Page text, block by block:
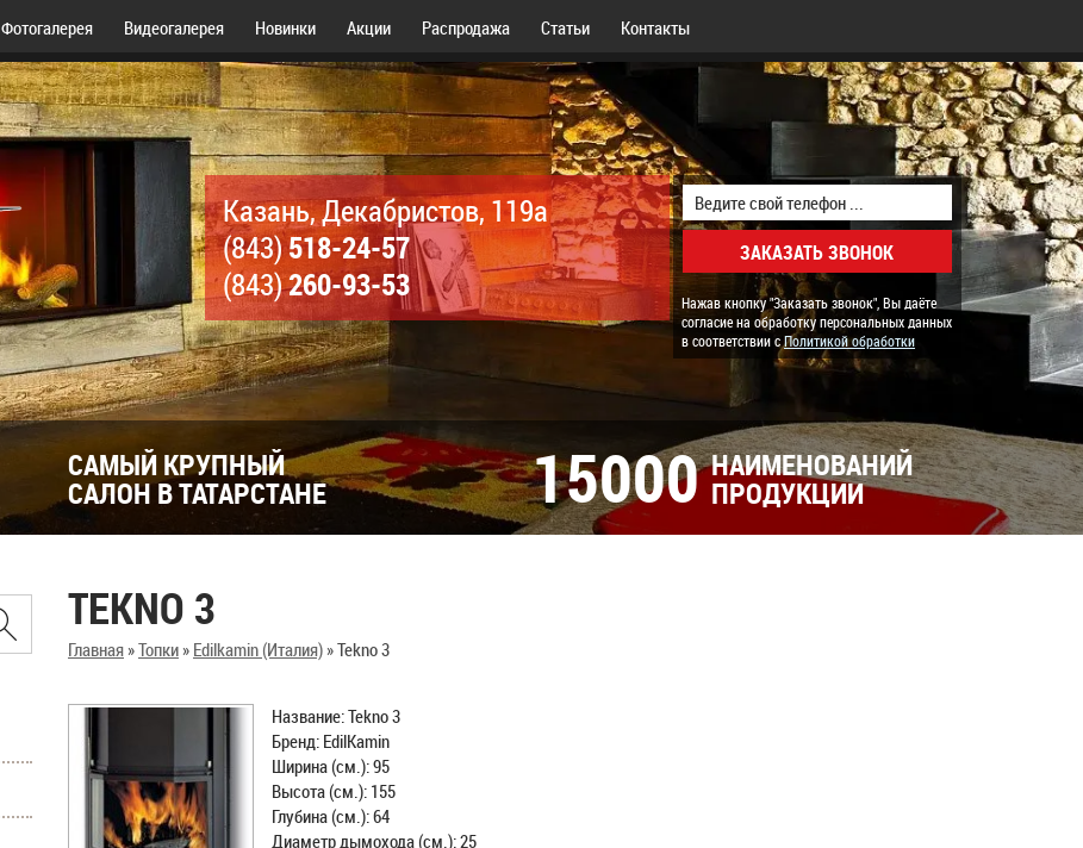
Фотогалерея Видеогалерея Новинки Акции Распродажа Статьи Контакты
Казань, Декабристов, 119а
(843)518-24-57
(843)260-93-53
Нажав кнопку "Заказать звонок", Вы даёте
согласие на обработку персональных данных
в соответствии сПолитикой обработки
САМЫЙ КРУПНЫЙ
САЛОН В ТАТАРСТАНЕ 15000 НАИМЕНОВАНИЙ
ПРОДУКЦИИ
TEKNO 3
Главная»Топки» Edilkamin (Италия)»Tekno 3
Название: Tekno 3
Бренд: EdilKamin
Ширина (см.): 95
Высота (см.): 155
Глубина (см.): 64
Диаметр дымохода (см.): 25